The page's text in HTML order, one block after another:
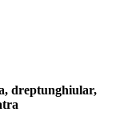
dreptunghiular,